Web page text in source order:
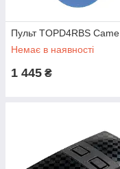
Пульт TOPD4RBS Came
Немає в наявності
1 445 ₴